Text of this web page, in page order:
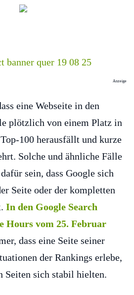
Anzeige
eine Webseite in den
plötzlich von einem Platz in
100 herausfällt und kurze
Solche und ähnliche Fälle
sein, dass Google sich
Seite oder der kompletten
In den Google Search
Hours vom 25. Februar
dass eine Seite seiner
der Rankings erlebe,
Seiten sich stabil hielten.